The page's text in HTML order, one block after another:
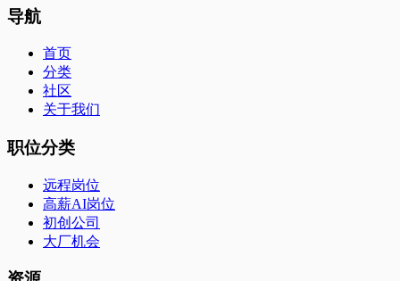
导航
首页
分类
社区
关于我们
职位分类
远程岗位
高薪AI岗位
初创公司
大厂机会